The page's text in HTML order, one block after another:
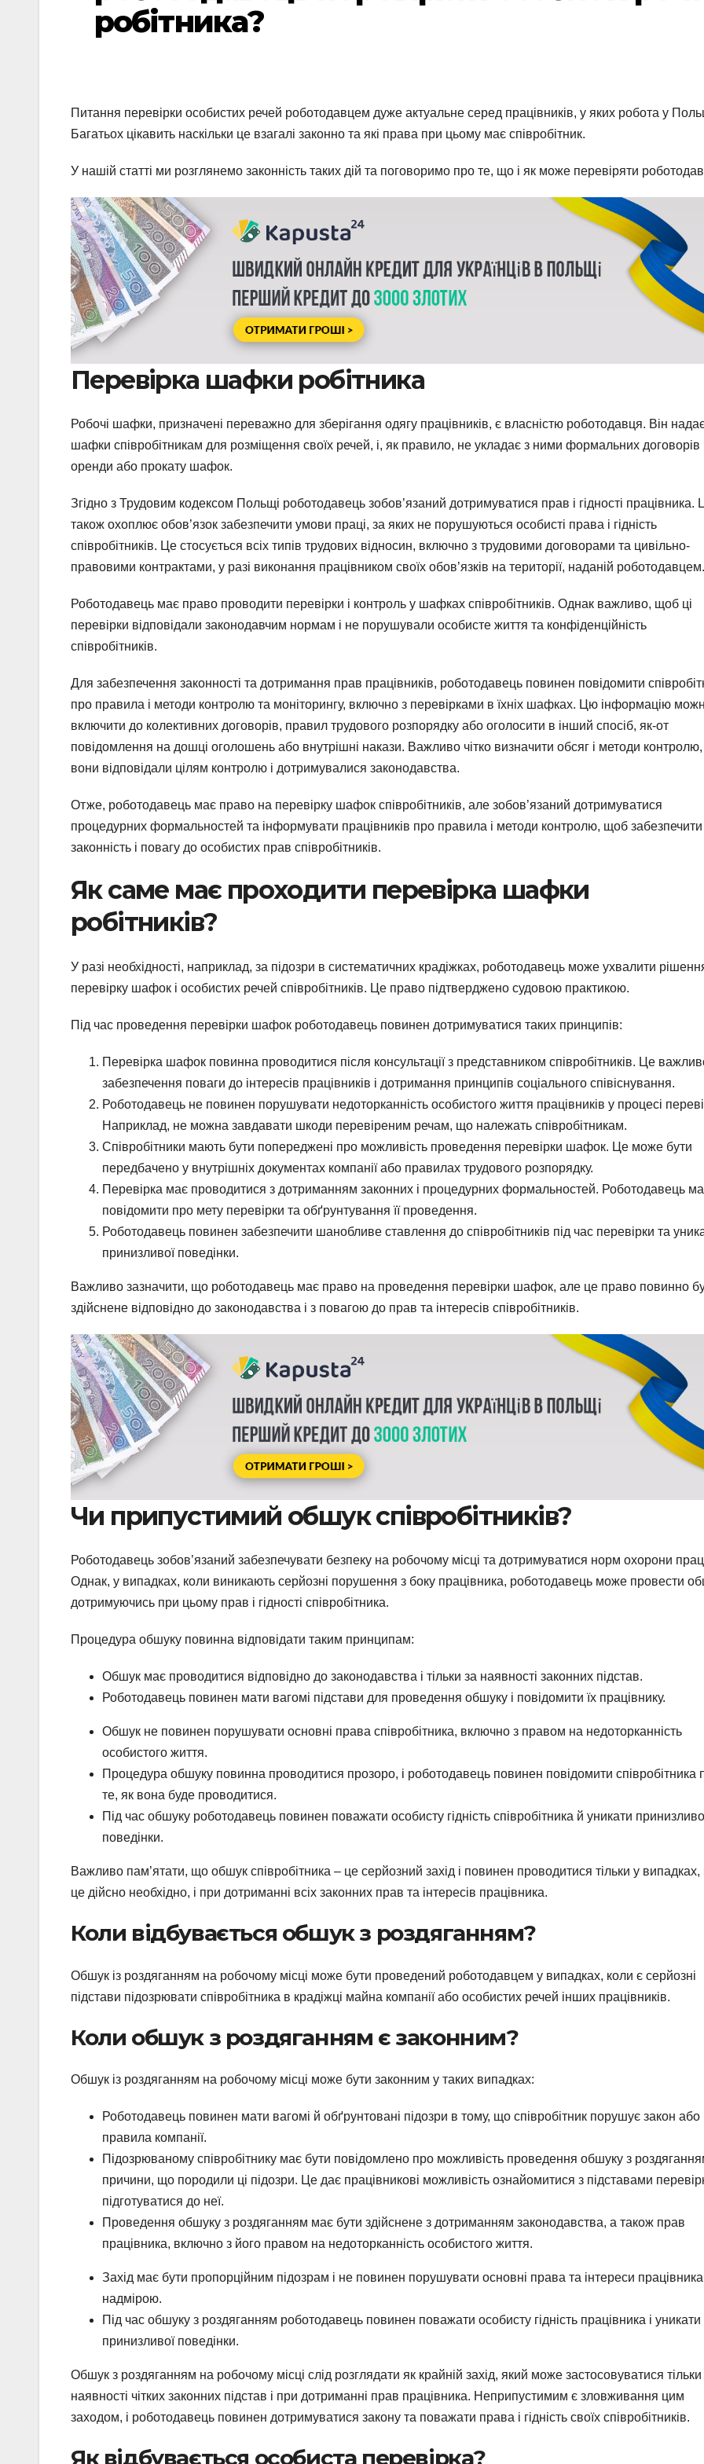
робітника?
Питання перевірки особистих речей роботодавцем дуже актуальне серед працівників, у яких робота у
Багатьох цікавить наскільки це взагалі законно та які права при цьому має співробітник.
У нашій статті ми розглянемо законність таких дій та поговоримо про те, що і як може перевіряти
Перевірка шафки робітника
Робочі шафки, призначені переважно для зберігання одягу працівників, є власністю роботодавця. Він
шафки співробітникам для розміщення своїх речей, і, як правило, не укладає з ними формальних договорів
оренди або прокату шафок.
Згідно з Трудовим кодексом Польщі роботодавець зобов’язаний дотримуватися прав і гідності працівника.
також охоплює обов’язок забезпечити умови праці, за яких не порушуються особисті права і гідність
співробітників. Це стосується всіх типів трудових відносин, включно з трудовими договорами та цивільно-
правовими контрактами, у разі виконання працівником своїх обов’язків на території, наданій роботодавцем.
Роботодавець має право проводити перевірки і контроль у шафках співробітників. Однак важливо, щоб ці
перевірки відповідали законодавчим нормам і не порушували особисте життя та конфіденційність
співробітників.
Для забезпечення законності та дотримання прав працівників, роботодавець повинен повідомити
про правила і методи контролю та моніторингу, включно з перевірками в їхніх шафках. Цю інформацію
включити до колективних договорів, правил трудового розпорядку або оголосити в інший спосіб, як-от
повідомлення на дошці оголошень або внутрішні накази. Важливо чітко визначити обсяг і методи
вони відповідали цілям контролю і дотримувалися законодавства.
Отже, роботодавець має право на перевірку шафок співробітників, але зобов’язаний дотримуватися
процедурних формальностей та інформувати працівників про правила і методи контролю, щоб забезпечити
законність і повагу до особистих прав співробітників.
Як саме має проходити перевірка шафки
робітників?
У разі необхідності, наприклад, за підозри в систематичних крадіжках, роботодавець може ухвалити
перевірку шафок і особистих речей співробітників. Це право підтверджено судовою практикою.
Під час проведення перевірки шафок роботодавець повинен дотримуватися таких принципів:
Перевірка шафок повинна проводитися після консультації з представником співробітників. Це
забезпечення поваги до інтересів працівників і дотримання принципів соціального співіснування.
Роботодавець не повинен порушувати недоторканність особистого життя працівників у процесі
Наприклад, не можна завдавати шкоди перевіреним речам, що належать співробітникам.
Співробітники мають бути попереджені про можливість проведення перевірки шафок. Це може бути
передбачено у внутрішніх документах компанії або правилах трудового розпорядку.
Перевірка має проводитися з дотриманням законних і процедурних формальностей. Роботодавець
повідомити про мету перевірки та обґрунтування її проведення.
Роботодавець повинен забезпечити шанобливе ставлення до співробітників під час перевірки та
принизливої поведінки.
Важливо зазначити, що роботодавець має право на проведення перевірки шафок, але це право повинно
здійснене відповідно до законодавства і з повагою до прав та інтересів співробітників.
Чи припустимий обшук співробітників?
Роботодавець зобов’язаний забезпечувати безпеку на робочому місці та дотримуватися норм охорони
Однак, у випадках, коли виникають серйозні порушення з боку працівника, роботодавець може провести
дотримуючись при цьому прав і гідності співробітника.
Процедура обшуку повинна відповідати таким принципам:
Обшук має проводитися відповідно до законодавства і тільки за наявності законних підстав.
Роботодавець повинен мати вагомі підстави для проведення обшуку і повідомити їх працівнику.
Обшук не повинен порушувати основні права співробітника, включно з правом на недоторканність
особистого життя.
Процедура обшуку повинна проводитися прозоро, і роботодавець повинен повідомити співробітника
те, як вона буде проводитися.
Під час обшуку роботодавець повинен поважати особисту гідність співробітника й уникати
поведінки.
Важливо пам’ятати, що обшук співробітника – це серйозний захід і повинен проводитися тільки у випадках,
це дійсно необхідно, і при дотриманні всіх законних прав та інтересів працівника.
Коли відбувається обшук з роздяганням?
Обшук із роздяганням на робочому місці може бути проведений роботодавцем у випадках, коли є серйозні
підстави підозрювати співробітника в крадіжці майна компанії або особистих речей інших працівників.
Коли обшук з роздяганням є законним?
Обшук із роздяганням на робочому місці може бути законним у таких випадках:
Роботодавець повинен мати вагомі й обґрунтовані підозри в тому, що співробітник порушує закон або
правила компанії.
Підозрюваному співробітнику має бути повідомлено про можливість проведення обшуку з
причини, що породили ці підозри. Це дає працівникові можливість ознайомитися з підставами
підготуватися до неї.
Проведення обшуку з роздяганням має бути здійснене з дотриманням законодавства, а також прав
працівника, включно з його правом на недоторканність особистого життя.
Захід має бути пропорційним підозрам і не повинен порушувати основні права та інтереси працівника
надмірою.
Під час обшуку з роздяганням роботодавець повинен поважати особисту гідність працівника і уникати
принизливої поведінки.
Обшук з роздяганням на робочому місці слід розглядати як крайній захід, який може застосовуватися тільки
наявності чітких законних підстав і при дотриманні прав працівника. Неприпустимим є зловживання цим
заходом, і роботодавець повинен дотримуватися закону та поважати права і гідність своїх співробітників.
Як відбувається особиста перевірка?